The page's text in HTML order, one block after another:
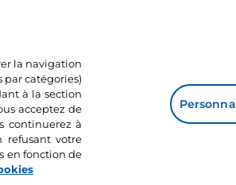
la navigation
par catégories)
à la section
acceptez de
continuerez à
refusant votre
en fonction de